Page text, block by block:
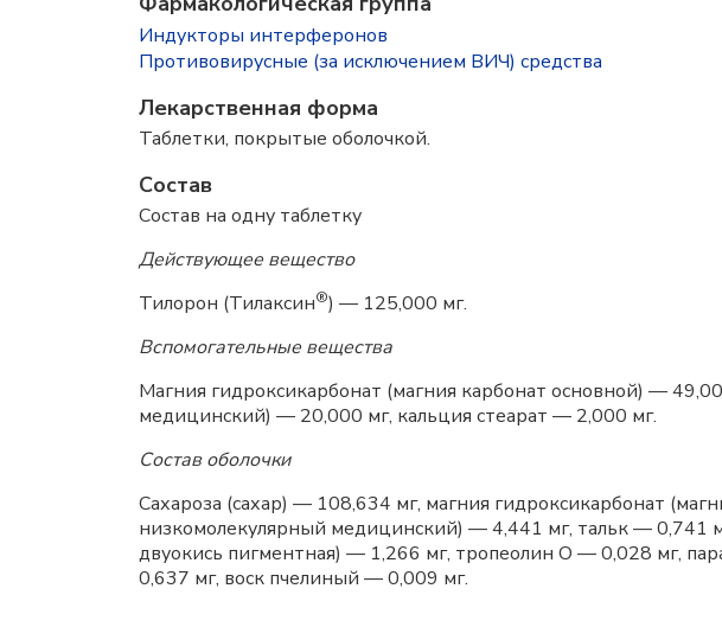
Индукторы интерферонов
Противовирусные (за исключением ВИЧ) средства
Лекарственная форма
Таблетки, покрытые оболочкой.
Состав
Состав на одну таблетку
Действующее вещество
Тилорон (Тилаксин®) — 125,000 мг.
Вспомогательные вещества
Магния гидроксикарбонат (магния карбонат основной) —
медицинский) — 20,000 мг, кальция стеарат — 2,000 мг.
Состав оболочки
Сахароза (сахар) — 108,634 мг, магния гидроксикарбонат
низкомолекулярный медицинский) — 4,441 мг, тальк — 0,741
двуокись пигментная) — 1,266 мг, тропеолин О — 0,028 мг,
0,637 мг, воск пчелиный — 0,009 мг.